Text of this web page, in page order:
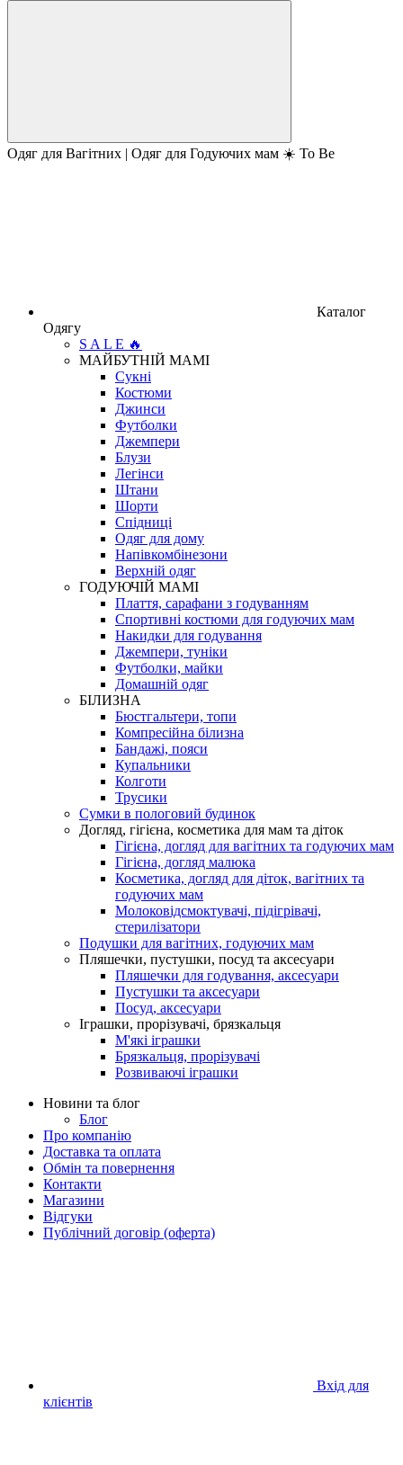
Одяг для Вагітних | Одяг для Годуючих мам ☀️ To Be
Каталог
Одягу
S A L E 🔥
МАЙБУТНІЙ МАМІ
Сукні
Костюми
Джинси
Футболки
Джемпери
Блузи
Легінси
Штани
Шорти
Спідниці
Одяг для дому
Напівкомбінезони
Верхній одяг
ГОДУЮЧІЙ МАМІ
Плаття, сарафани з годуванням
Спортивні костюми для годуючих мам
Накидки для годування
Джемпери, туніки
Футболки, майки
Домашній одяг
БІЛИЗНА
Бюстгальтери, топи
Компресійна білизна
Бандажі, пояси
Купальники
Колготи
Трусики
Сумки в пологовий будинок
Догляд, гігієна, косметика для мам та діток
Гігієна, догляд для вагітних та годуючих мам
Гігієна, догляд малюка
Косметика, догляд для діток, вагітних та
годуючих мам
Молоковідсмоктувачі, підігрівачі,
стерилізатори
Подушки для вагітних, годуючих мам
Пляшечки, пустушки, посуд та аксесуари
Пляшечки для годування, аксесуари
Пустушки та аксесуари
Посуд, аксесуари
Іграшки, прорізувачі, брязкальця
М'які іграшки
Брязкальця, прорізувачі
Розвиваючі іграшки
Новини та блог
Блог
Про компанію
Доставка та оплата
Обмін та повернення
Контакти
Магазини
Відгуки
Публічний договір (оферта)
Вхід для
клієнтів